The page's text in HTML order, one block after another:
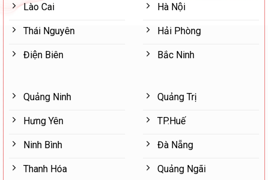
Lào Cai
Thái Nguyên
Điện Biên
Hà Nội
Hải Phòng
Bắc Ninh
Quảng Ninh
Hưng Yên
Ninh Bình
Thanh Hóa
Quảng Trị
TP.Huế
Đà Nẵng
Quảng Ngãi